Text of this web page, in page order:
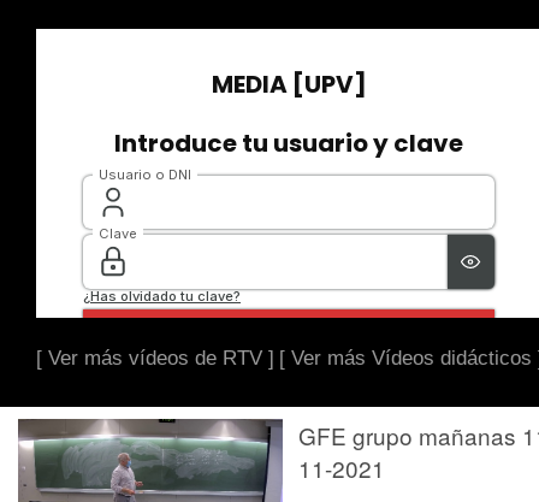
[ Ver más vídeos de RTV ] [ Ver más Vídeos didácticos
GFE grupo mañanas
11-2021